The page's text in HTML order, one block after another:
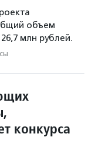
объем
млн рублей.
конкурса